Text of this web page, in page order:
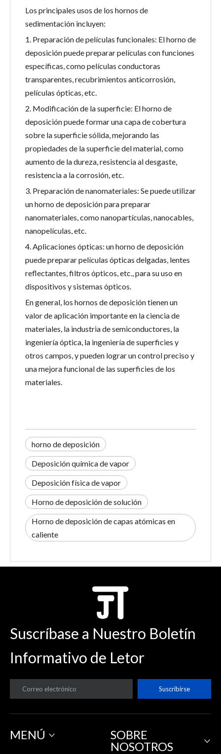
Los principales usos de los hornos de
sedimentación incluyen:
1. Preparación de películas funcionales: El horno de
deposición puede preparar películas con funciones
específicas, como películas conductoras
transparentes, recubrimientos anticorrosión,
películas ópticas, etc.
2. Modificación de la superficie: El horno de
deposición puede formar una capa de cobertura
sobre la superficie sólida, mejorando las
propiedades de la superficie del material, como
aumento de la dureza, resistencia al desgaste,
resistencia a la corrosión, etc.
3. Preparación de nanomateriales: Se puede utilizar
un horno de deposición para preparar
nanomateriales, como nanopartículas, nanocables,
nanopelículas, etc.
4. Aplicaciones ópticas: un horno de deposición
puede preparar películas ópticas delgadas, lentes
reflectantes, filtros ópticos, etc., para su uso en
dispositivos y sistemas ópticos.
En general, los hornos de deposición tienen un
valor de aplicación importante en la ciencia de
materiales, la industria de semiconductores, la
ingeniería óptica, la ingeniería de superficies y
otros campos, y pueden lograr un control preciso y
una mejora funcional de las superficies de los
materiales.
horno de deposición
Deposición química de vapor
Deposición física de vapor
Horno de deposición de solución
Horno de deposición de capas atómicas en
caliente
Suscríbase a Nuestro Boletín
Informativo de Letor
Correo electrónico Suscribirse
MENÚ
SOBRE
NOSOTROS